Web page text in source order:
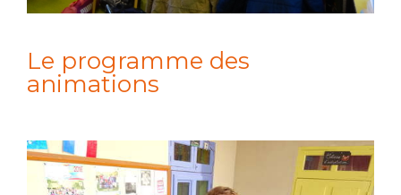
Le programme des
animations